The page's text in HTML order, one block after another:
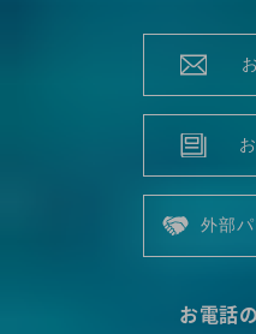
外部
お電話